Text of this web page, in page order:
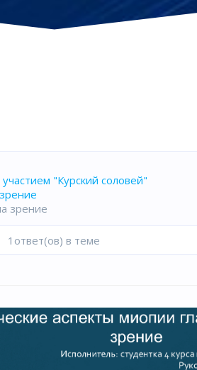
"Курский соловей"
зрение
1ответ(ов) в теме